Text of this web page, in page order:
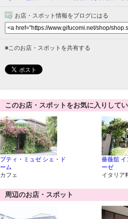
お店・スポット情報をブログにはる
■このお店・スポットを共有する
このお店・スポットをお気に入りして
プティ・ミュゼ シェ・ド
ーム
カフェ
薔薇舘 イ
ーゼ
イタリア
周辺のお店・スポット